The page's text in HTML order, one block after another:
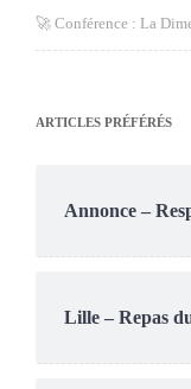
🚀 Conférence : La
ARTICLES PRÉFÉRÉS
Annonce –
Lille – Repas